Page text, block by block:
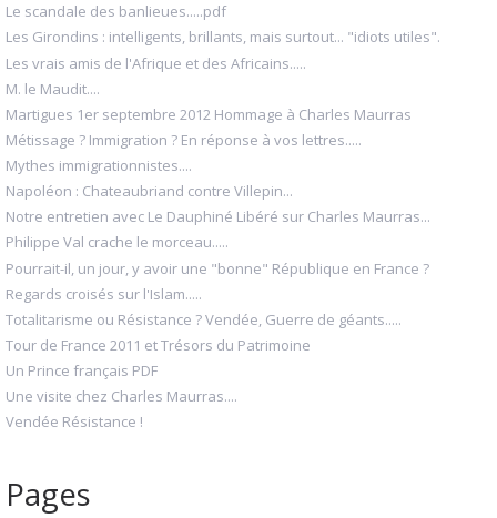
Le scandale des banlieues.....pdf
Les Girondins : intelligents, brillants, mais surtout... "idiots utiles".
Les vrais amis de l'Afrique et des Africains.....
M. le Maudit....
Martigues 1er septembre 2012 Hommage à Charles Maurras
Métissage ? Immigration ? En réponse à vos lettres.....
Mythes immigrationnistes....
Napoléon : Chateaubriand contre Villepin...
Notre entretien avec Le Dauphiné Libéré sur Charles Maurras...
Philippe Val crache le morceau.....
Pourrait-il, un jour, y avoir une "bonne" République en France ?
Regards croisés sur l'Islam.....
Totalitarisme ou Résistance ? Vendée, Guerre de géants.....
Tour de France 2011 et Trésors du Patrimoine
Un Prince français PDF
Une visite chez Charles Maurras....
Vendée Résistance !
Pages